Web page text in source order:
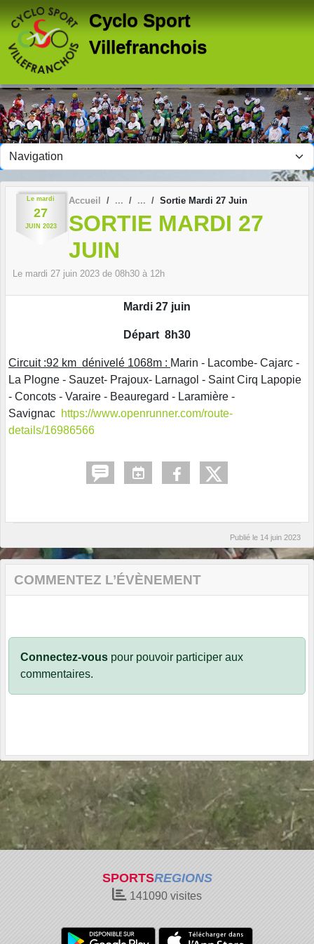
Cyclo Sport
Villefranchois
Le mardi
27
JUIN 2023
Accueil Sortie Mardi 27 Juin
SORTIE MARDI 27
JUIN
Le mardi 27 juin 2023 de 08h30 à 12h
Mardi 27 juin
Départ 8h30
Circuit :92 km dénivelé 1068m : Marin - Lacombe- Cajarc -
La Plogne - Sauzet- Prajoux- Larnagol - Saint Cirq Lapopie
- Concots - Varaire - Beauregard - Laramière -
Savignac https://www.openrunner.com/route-
details/16986566
Publié le 14 juin 2023
COMMENTEZ L’ÉVÈNEMENT
Connectez-vous pour pouvoir participer aux
commentaires.
SPORTSREGIONS
141090 visites
Panneau de gestion des cookies